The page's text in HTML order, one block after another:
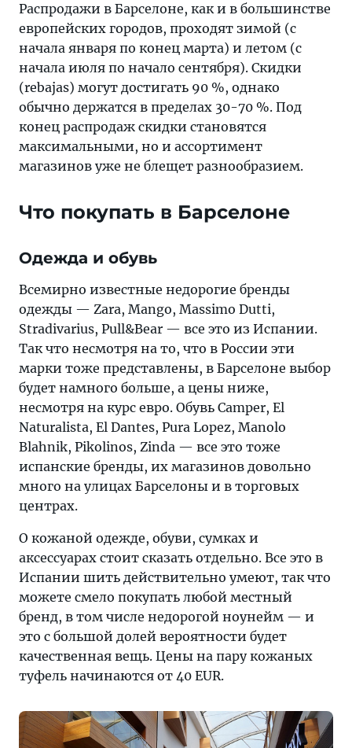
Распродажи в Барселоне, как и в большинстве
европейских городов, проходят зимой (с
начала января по конец марта) и летом (с
начала июля по начало сентября). Скидки
(rebajas) могут достигать 90 %, однако
обычно держатся в пределах 30-70 %. Под
конец распродаж скидки становятся
максимальными, но и ассортимент
магазинов уже не блещет разнообразием.
Что покупать в Барселоне
Одежда и обувь
Всемирно известные недорогие бренды
одежды — Zara, Mango, Massimo Dutti,
Stradivarius, Pull&Bear — все это из Испании.
Так что несмотря на то, что в России эти
марки тоже представлены, в Барселоне выбор
будет намного больше, а цены ниже,
несмотря на курс евро. Обувь Camper, El
Naturalista, El Dantes, Pura Lopez, Manolo
Blahnik, Pikolinos, Zinda — все это тоже
испанские бренды, их магазинов довольно
много на улицах Барселоны и в торговых
центрах.
О кожаной одежде, обуви, сумках и
аксессуарах стоит сказать отдельно. Все это в
Испании шить действительно умеют, так что
можете смело покупать любой местный
бренд, в том числе недорогой ноунейм — и
это с большой долей вероятности будет
качественная вещь. Цены на пару кожаных
туфель начинаются от 40 EUR.